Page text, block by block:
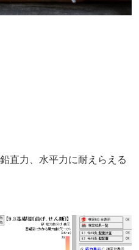
直力、水平力に耐えらえる